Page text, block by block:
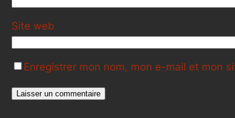
Site web
Enregistrer mon nom, mon e-mail et mon